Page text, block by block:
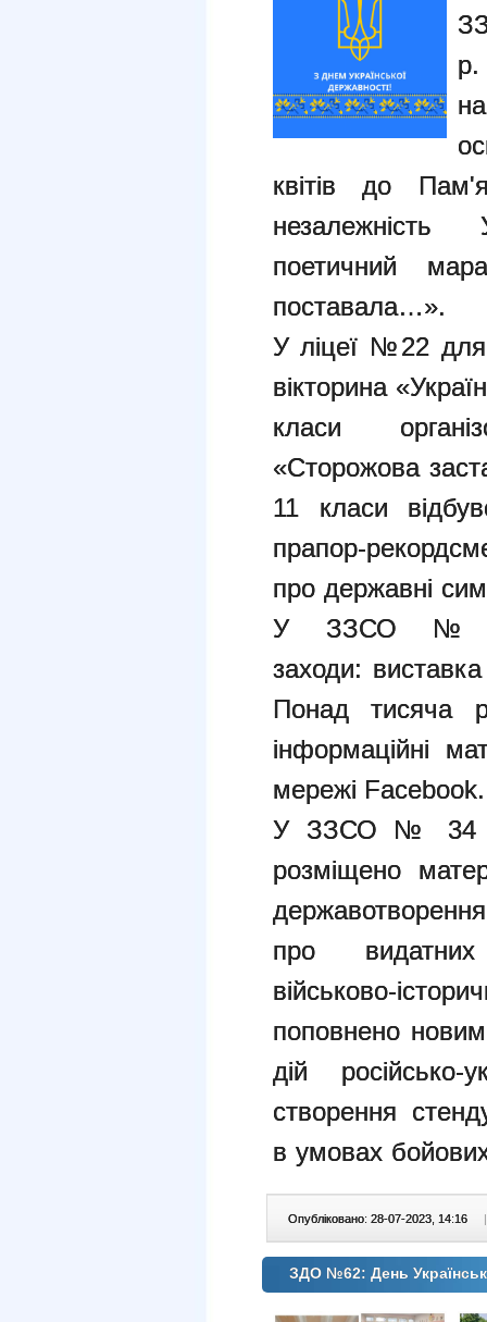
р.
квітів до
поетичний
поставала…».
У ліцеї №22
вікторина
класи
«Сторожова
11 класи
прапор-
про державні
У ЗЗСО № 5
заходи: виставка
Понад тисяча
інформаційні
мережі Facebook.
У ЗЗСО № 34 по
розміщено
про
військово-
поповнено
дій російсько-
створення
в умовах
Опубліковано: 28-07-2023, 14:16 |
ЗДО №62: День